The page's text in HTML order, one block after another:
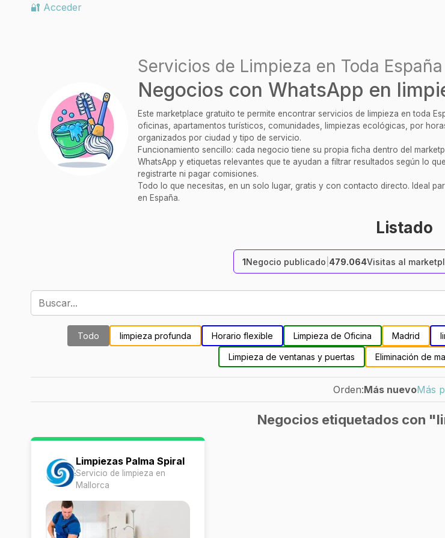
🔐 Acceder
Servicios de Limpieza en Toda
Negocios con WhatsApp en
Este marketplace gratuito te permite encontrar servicios de limpieza en toda
oficinas, apartamentos turísticos, comunidades, limpiezas ecológicas, por
organizados por ciudad y tipo de servicio.
Funcionamiento sencillo: cada negocio tiene su propia ficha dentro del
WhatsApp y etiquetas relevantes que te ayudan a filtrar resultados según lo
registrarte ni pagar comisiones.
Todo lo que necesitas, en un solo lugar, gratis y con contacto directo. Ideal
en España.
Listado
1Negocio publicado 479.064Visitas al
Todo limpieza profunda Horario flexible Limpieza de Oficina Madrid
Limpieza de ventanas y puertas Eliminación de
Orden:Más nuevoMás
Negocios etiquetados con
Limpiezas Palma Spiral
Servicio de limpieza en
Mallorca